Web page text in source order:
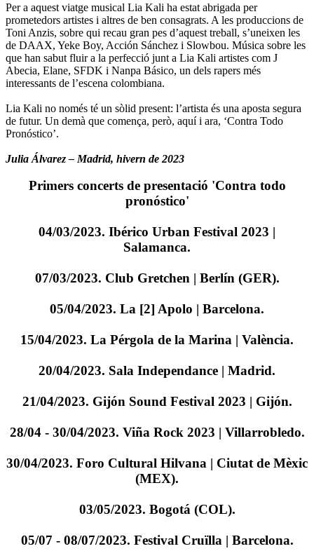
Per a aquest viatge musical Lia Kali ha estat abrigada per
prometedors artistes i altres de ben consagrats. A les produccions de
Toni Anzis, sobre qui recau gran pes d’aquest treball, s’uneixen les
de DAAX, Yeke Boy, Acción Sánchez i Slowbou. Música sobre les
que han sabut fluir a la perfecció junt a Lia Kali artistes com J
Abecia, Elane, SFDK i Nanpa Básico, un dels rapers més
interessants de l’escena colombiana.
Lia Kali no només té un sòlid present: l’artista és una aposta segura
de futur. Un demà que comença, però, aquí i ara, ‘Contra Todo
Pronóstico’.
Julia Álvarez – Madrid, hivern de 2023
Primers concerts de presentació 'Contra todo
pronóstico'
04/03/2023. Ibérico Urban Festival 2023 |
Salamanca.
07/03/2023. Club Gretchen | Berlín (GER).
05/04/2023. La [2] Apolo | Barcelona.
15/04/2023. La Pérgola de la Marina | València.
20/04/2023. Sala Independance | Madrid.
21/04/2023. Gijón Sound Festival 2023 | Gijón.
28/04 - 30/04/2023. Viña Rock 2023 | Villarrobledo.
30/04/2023. Foro Cultural Hilvana | Ciutat de Mèxic
(MEX).
03/05/2023. Bogotá (COL).
05/07 - 08/07/2023. Festival Cruïlla | Barcelona.